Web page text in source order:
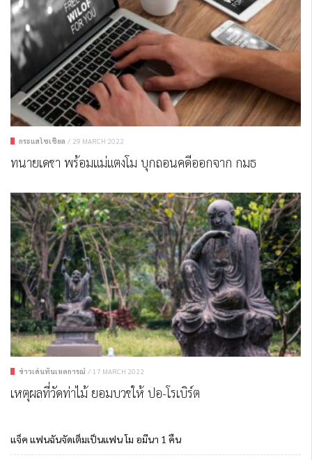
กระแสโซเชียล / 29 MARCH 2022
ทนายเดชา พร้อมแม่แตงโม บุกถอนคดีออกจาก กมธ
ข่าวเด่นทันเหตุการณ์ / 17 MARCH 2022
เหตุผลที่วัดท่าไม้ ยอมบวชให้ ปอ-โรเบิร์ต
แจ็ค แฟนฉันจัดเต็มเป็นแฟน โม อมีนา 1 คืน